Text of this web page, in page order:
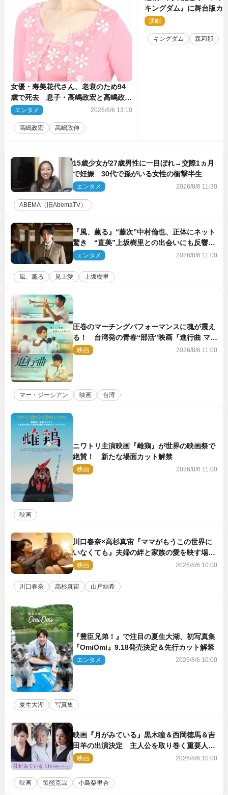
女優・寿美花代さん、老衰のため94
歳で死去 息子・高嶋政宏と高嶋政伸
がコメント「いつもユーモアを忘れな
エンタメ 2026/8/6 13:10
高嶋政宏 高嶋政伸
キングダム』に舞台版カ
那が潜入！【密着レポー
演劇
キングダム 森莉那
15歳少女が27歳男性に一目ぼれ→交際1ヵ月
で妊娠 30代で孫がいる女性の衝撃半生
エンタメ 2026/8/6 11:30
ABEMA（旧AbemaTV）
『風、薫る』“藤次”中村倫也、正体にネット
驚き “直美”上坂樹里との出会いにも反響
「力になってくれそう」「仲良くしなよ！」
エンタメ 2026/8/6 11:00
風、薫る 見上愛 上坂樹里
圧巻のマーチングパフォーマンスに魂が震え
る！ 台湾発の青春“部活”映画『進行曲 マー
チングボーイズ』予告解禁
映画 2026/8/6 11:00
マー・ジーシアン 映画 台湾
ニワトリ主演映画『雌鶏』が世界の映画祭で
絶賛！ 新たな場面カット解禁
映画 2026/8/6 11:00
映画
川口春奈×高杉真宙『ママがもうこの世界に
いなくても』夫婦の絆と家族の愛を映す場面
写真公開
映画 2026/8/6 10:00
川口春奈 高杉真宙 山戸結希
『豊臣兄弟！』で注目の夏生大湖、初写真集
『OmiOmi』9.18発売決定＆先行カット解禁
エンタメ 2026/8/6 10:00
夏生大湖 写真集
映画『月がみている』黒木瞳＆西岡徳馬＆吉
田羊の出演決定 主人公を取り巻く重要人物
を演じる
映画 2026/8/6 10:00
映画 毎熊克哉 小島梨里杏